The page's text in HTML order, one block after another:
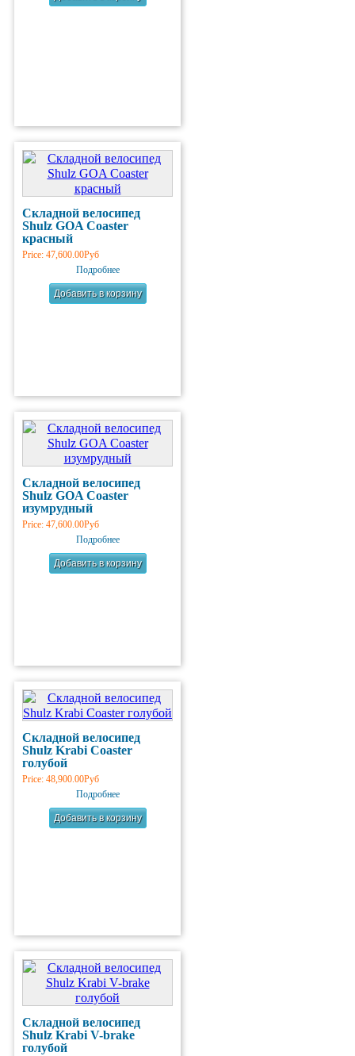
Складной велосипед
Shulz GOA Coaster
красный
Price: 47,600.00Руб
Подробнее
Складной велосипед
Shulz GOA Coaster
изумрудный
Price: 47,600.00Руб
Подробнее
Складной велосипед
Shulz Krabi Coaster
голубой
Price: 48,900.00Руб
Подробнее
Складной велосипед
Shulz Krabi V-brake
голубой